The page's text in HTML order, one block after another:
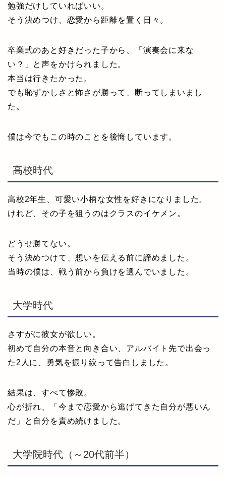
勉強だけしていればいい。
そう決めつけ、恋愛から距離を置く日々。
卒業式のあと好きだった子から、「演奏会に来な
い？」と声をかけられました。
本当は行きたかった。
でも恥ずかしさと怖さが勝って、断ってしまいまし
た。
僕は今でもこの時のことを後悔しています。
高校時代
高校2年生、可愛い小柄な女性を好きになりました。
けれど、その子を狙うのはクラスのイケメン。
どうせ勝てない。
そう決めつけて、想いを伝える前に諦めました。
当時の僕は、戦う前から負けを選んでいました。
大学時代
さすがに彼女が欲しい。
初めて自分の本音と向き合い、アルバイト先で出会っ
た2人に、勇気を振り絞って告白しました。
結果は、すべて惨敗。
心が折れ、「今まで恋愛から逃げてきた自分が悪いん
だ」と自分を責め続けました。
大学院時代（～20代前半）